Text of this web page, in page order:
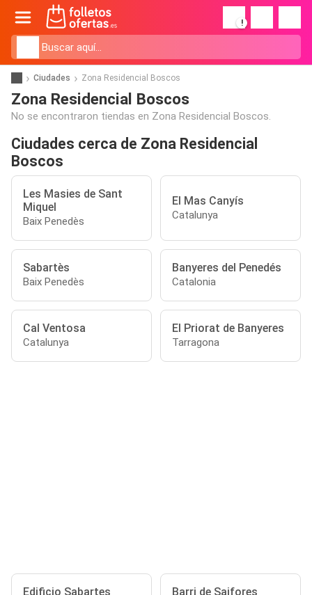
!
Ciudades Zona Residencial Boscos
Zona Residencial Boscos
No se encontraron tiendas en Zona Residencial Boscos.
Ciudades cerca de Zona Residencial
Boscos
Les Masies de Sant
Miquel
Baix Penedès
El Mas Canyís
Catalunya
Sabartès
Baix Penedès
Banyeres del Penedés
Catalonia
Cal Ventosa
Catalunya
El Priorat de Banyeres
Tarragona
Edificio Sabartes Barri de Saifores